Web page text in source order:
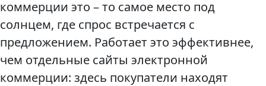
коммерции это – то самое место под
солнцем, где спрос встречается с
предложением. Работает это эффективнее,
чем отдельные сайты электронной
коммерции: здесь покупатели находят